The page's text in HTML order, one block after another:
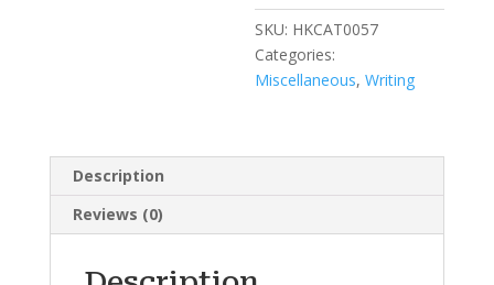
子
筆
筆
芯
SKU: HKCAT0057
Categories:
Miscellaneous,Writing
Description
Reviews (0)